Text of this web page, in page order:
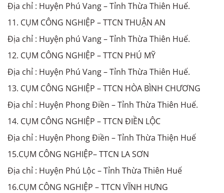
Địa chỉ : Huyện Phú Vang – Tỉnh Thừa Thiên Huế.
11. CỤM CÔNG NGHIỆP – TTCN THUẬN AN
Địa chỉ : Huyện phú Vang – Tỉnh Thừa Thiên Huế.
12. CỤM CÔNG NGHIỆP – TTCN PHÚ MỸ
Địa chỉ : Huyện Phú Vang – Tỉnh Thừa Thiên Huế.
13. CỤM CÔNG NGHIỆP – TTCN HÒA BÌNH CHƯƠNG
Địa chỉ : Huyện Phong Điền – Tỉnh Thừa Thiên Huế.
14. CỤM CÔNG NGHIỆP – TTCN ĐIỀN LỘC
Địa chỉ : Huyện Phong Điền – Tỉnh Thừa Thiện Huế
15.CỤM CÔNG NGHIỆP– TTCN LA SƠN
Địa chỉ : Huyện Phú Lộc – Tỉnh Thừa Thiên Huế
16.CỤM CÔNG NGHIỆP – TTCN VĨNH HƯNG